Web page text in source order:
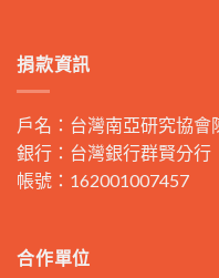
捐款資訊
戶名：台灣南亞研究協會
銀行：台灣銀行群賢分行
帳號：162001007457
合作單位